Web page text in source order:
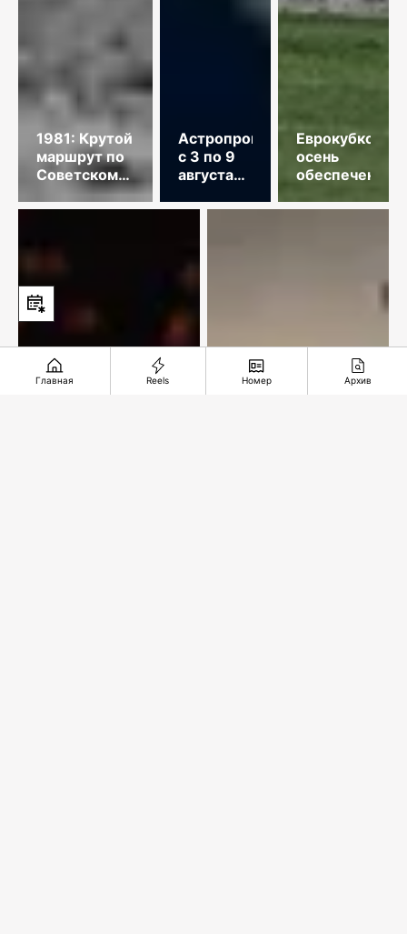
1981: Крутой
маршрут по
Советскому
Союзу
Астропрогноз
с 3 по 9
августа
года
Еврокубковая
осень
обеспечена
Главная Reels Номер Архив